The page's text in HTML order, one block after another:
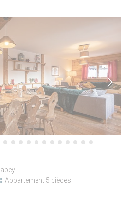
Appartement 5 pièces